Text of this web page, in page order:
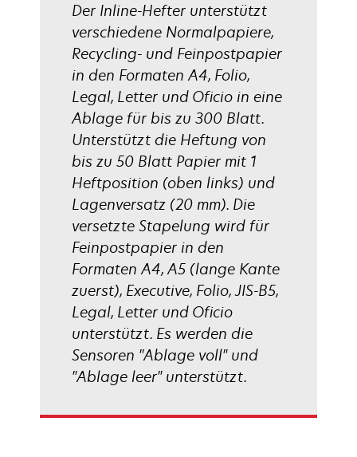
Der Inline-Hefter unterstützt
verschiedene Normalpapiere,
Recycling- und Feinpostpapier
in den Formaten A4, Folio,
Legal, Letter und Oficio in eine
Ablage für bis zu 300 Blatt.
Unterstützt die Heftung von
bis zu 50 Blatt Papier mit 1
Heftposition (oben links) und
Lagenversatz (20 mm). Die
versetzte Stapelung wird für
Feinpostpapier in den
Formaten A4, A5 (lange Kante
zuerst), Executive, Folio, JIS-B5,
Legal, Letter und Oficio
unterstützt. Es werden die
Sensoren "Ablage voll" und
"Ablage leer" unterstützt.